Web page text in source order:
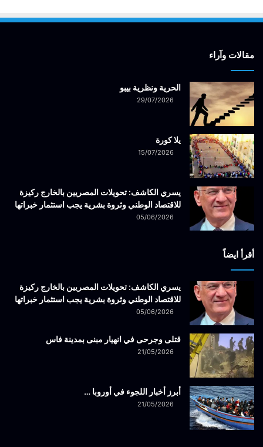
مقالات وآراء
الحرية ونظرية بيبو
29/07/2026
يلا كورة
15/07/2026
يسري الكاشف: تحويلات المصريين بالخارج ركيزة
للاقتصاد الوطني وثروة بشرية يجب استثمار خبراتها
05/06/2026
أقرأ ايضاً
يسري الكاشف: تحويلات المصريين بالخارج ركيزة
للاقتصاد الوطني وثروة بشرية يجب استثمار خبراتها
05/06/2026
قتلى وجرحى في انهيار مبنى بمدينة فاس
21/05/2026
أبرز أخبار اللجوء في أوروبا …
21/05/2026